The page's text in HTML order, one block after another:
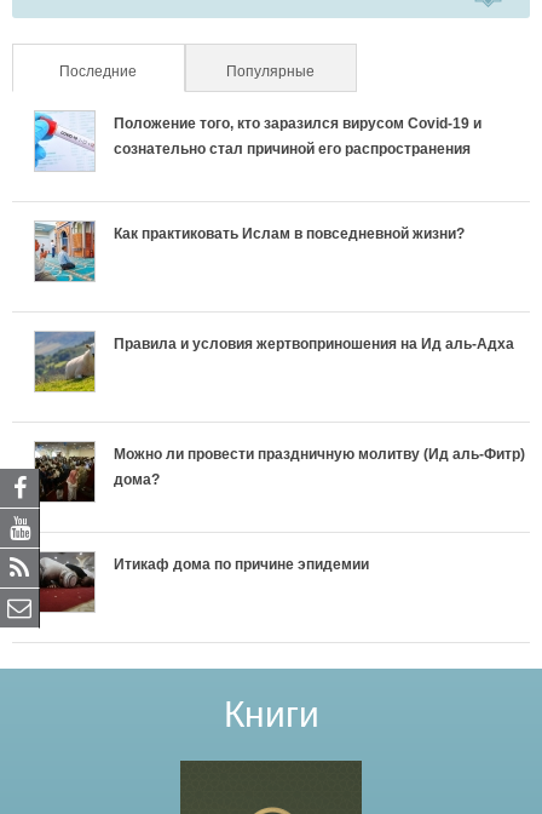
Последние (активная вкладка)Популярные
Положение того, кто заразился вирусом Covid-19 и
сознательно стал причиной его распространения
Как практиковать Ислам в повседневной жизни?
Правила и условия жертвоприношения на Ид аль-Адха
Можно ли провести праздничную молитву (Ид аль-Фитр)
дома?
Итикаф дома по причине эпидемии
Книги